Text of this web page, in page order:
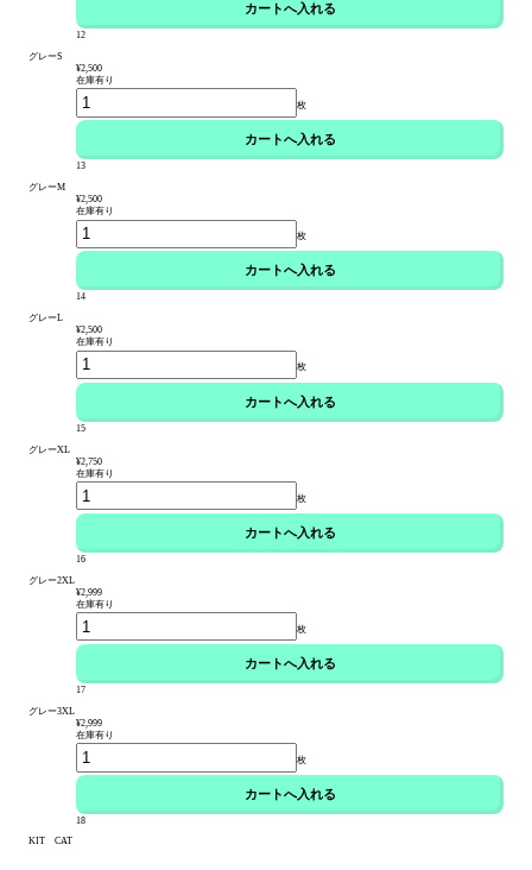
12
グレーS
¥2,500
在庫有り
枚
13
グレーM
¥2,500
在庫有り
枚
14
グレーL
¥2,500
在庫有り
枚
15
グレーXL
¥2,750
在庫有り
枚
16
グレー2XL
¥2,999
在庫有り
枚
17
グレー3XL
¥2,999
在庫有り
枚
18
KIT CAT